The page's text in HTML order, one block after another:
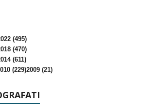
(495)
(470)
(611)
(229)2009 (21)